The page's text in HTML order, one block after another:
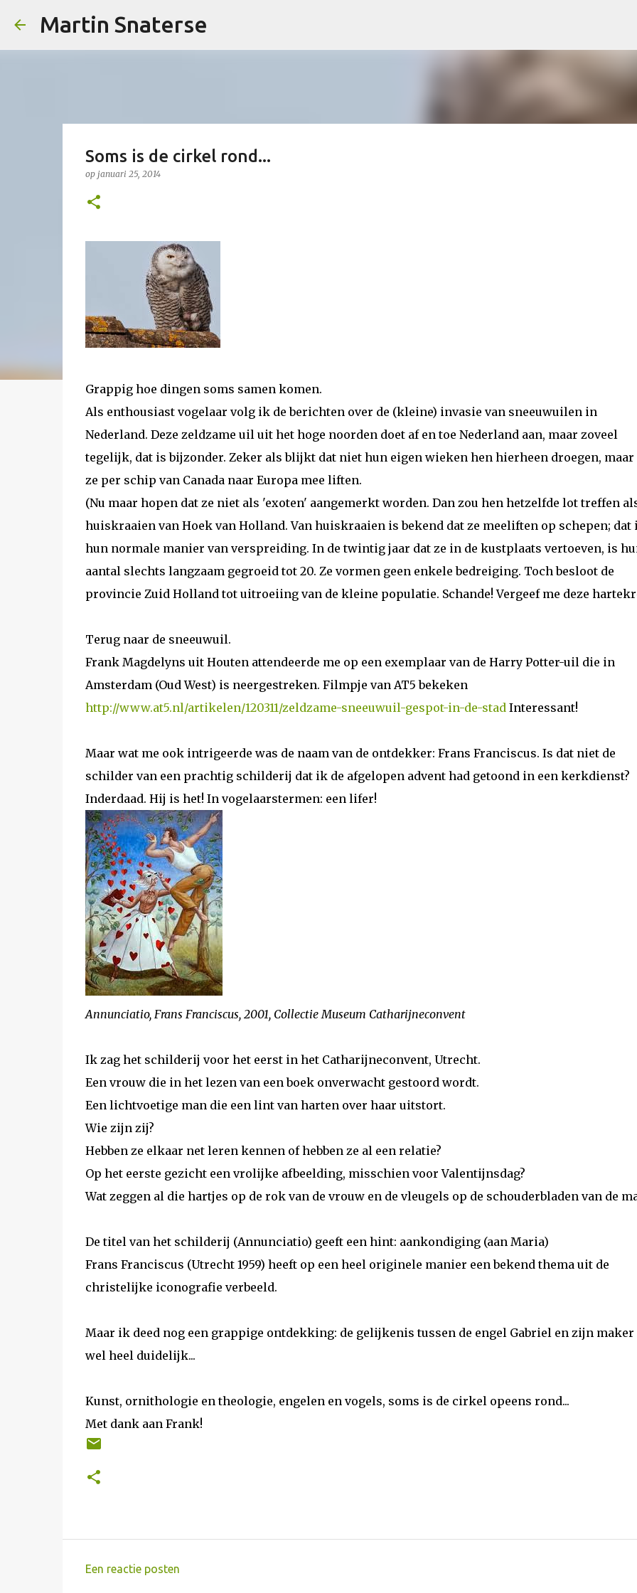
Martin Snaterse
Soms is de cirkel rond...
op januari 25, 2014
Grappig hoe dingen soms samen komen.
Als enthousiast vogelaar volg ik de berichten over de (kleine) invasie van sneeuwuilen in
Nederland. Deze zeldzame uil uit het hoge noorden doet af en toe Nederland aan, maar zoveel
tegelijk, dat is bijzonder. Zeker als blijkt dat niet hun eigen wieken hen hierheen droegen, maar
ze per schip van Canada naar Europa mee liften.
(Nu maar hopen dat ze niet als 'exoten' aangemerkt worden. Dan zou hen hetzelfde lot treffen
huiskraaien van Hoek van Holland. Van huiskraaien is bekend dat ze meeliften op schepen; dat
hun normale manier van verspreiding. In de twintig jaar dat ze in de kustplaats vertoeven, is
aantal slechts langzaam gegroeid tot 20. Ze vormen geen enkele bedreiging. Toch besloot de
provincie Zuid Holland tot uitroeiing van de kleine populatie. Schande! Vergeef me deze
Terug naar de sneeuwuil.
Frank Magdelyns uit Houten attendeerde me op een exemplaar van de Harry Potter-uil die in
Amsterdam (Oud West) is neergestreken. Filmpje van AT5 bekeken
http://www.at5.nl/artikelen/120311/zeldzame-sneeuwuil-gespot-in-de-stadInteressant!
Maar wat me ook intrigeerde was de naam van de ontdekker: Frans Franciscus. Is dat niet de
schilder van een prachtig schilderij dat ik de afgelopen advent had getoond in een kerkdienst?
Inderdaad. Hij is het! In vogelaarstermen: een lifer!
Annunciatio, Frans Franciscus, 2001, Collectie Museum Catharijneconvent
Ik zag het schilderij voor het eerst in het Catharijneconvent, Utrecht.
Een vrouw die in het lezen van een boek onverwacht gestoord wordt.
Een lichtvoetige man die een lint van harten over haar uitstort.
Wie zijn zij?
Hebben ze elkaar net leren kennen of hebben ze al een relatie?
Op het eerste gezicht een vrolijke afbeelding, misschien voor Valentijnsdag?
Wat zeggen al die hartjes op de rok van de vrouw en de vleugels op de schouderbladen van de
De titel van het schilderij (Annunciatio) geeft een hint: aankondiging (aan Maria)
Frans Franciscus (Utrecht 1959) heeft op een heel originele manier een bekend thema uit de
christelijke iconografie verbeeld.
Maar ik deed nog een grappige ontdekking: de gelijkenis tussen de engel Gabriel en zijn maker
wel heel duidelijk...
Kunst, ornithologie en theologie, engelen en vogels, soms is de cirkel opeens rond...
Met dank aan Frank!
Een reactie posten